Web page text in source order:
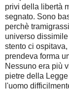
privi della libertà
segnato. Sono
perchè
universo
stento ci
prendeva forma
Nessuno era più
pietre della
l'uomo